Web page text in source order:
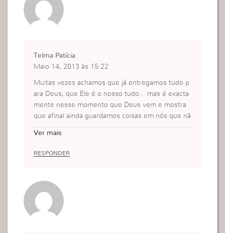
Telma Patícia
Maio 14, 2013 às 15:22
Muitas vezes achamos que já entregamos tudo p
ara Deus, que Ele é o nosso tudo… mas é exacta
mente nesse momento que Deus vem e mostra
que afinal ainda guardamos coisas em nós que nã
nde Deus encontrará espaço para agir?
Muitas vezes achamos que o nosso tudo é muito
e ai percebemos que ele não é nada para outras
pessoas.
Ver mais
RESPONDER